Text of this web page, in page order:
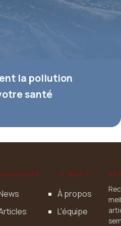
la pollution
santé
LE MÉDIA
À propos
L'équipe